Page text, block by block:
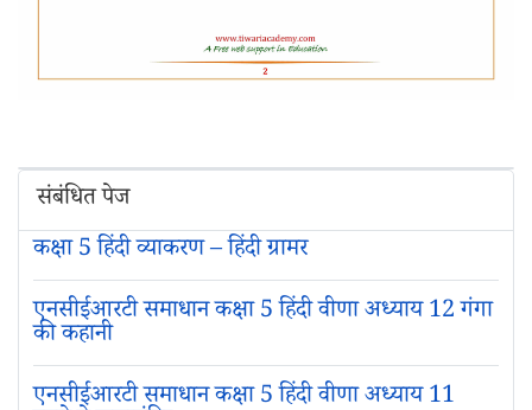
संबंधित पेज
कक्षा 5 हिंदी व्याकरण – हिंदी ग्रामर
एनसीईआरटी समाधान कक्षा 5 हिंदी वीणा अध्याय 12 गंगा
की कहानी
एनसीईआरटी समाधान कक्षा 5 हिंदी वीणा अध्याय 11